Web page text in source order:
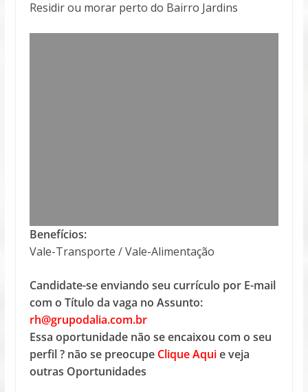
Residir ou morar perto do Bairro Jardins
Benefícios:
Vale-Transporte / Vale-Alimentação
Candidate-se enviando seu currículo por E-mail
com o Título da vaga no Assunto:
rh@grupodalia.com.br
Essa oportunidade não se encaixou com o seu
perfil ? não se preocupe Clique Aquie veja
outras Oportunidades